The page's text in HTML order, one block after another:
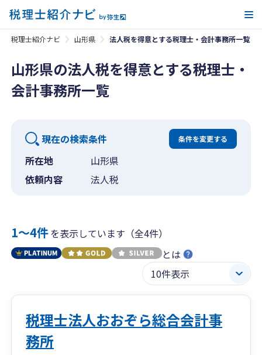
税理士紹介ナビ 山形県 法人税を得意とする税理士・会計事務所一覧
山形県の法人税を得意とする税理士・
会計事務所一覧
現在の検索条件 条件を変更する
所在地
山形県
依頼内容
法人税
1〜4件を表示しています（全4件）
とは
税理士法人おおぞら総合会計事
務所